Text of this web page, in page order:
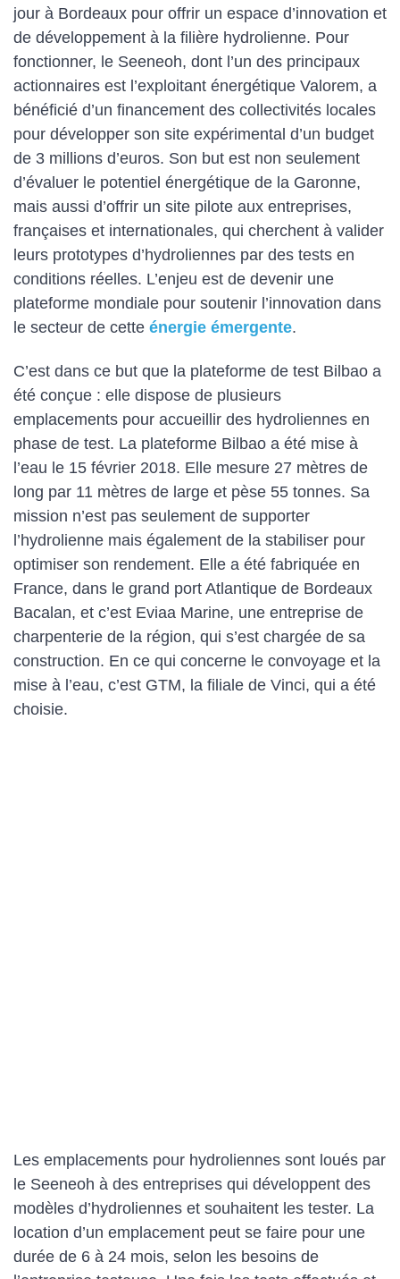
jour à Bordeaux pour offrir un espace d’innovation et
de développement à la filière hydrolienne. Pour
fonctionner, le Seeneoh, dont l’un des principaux
actionnaires est l’exploitant énergétique Valorem, a
bénéficié d’un financement des collectivités locales
pour développer son site expérimental d’un budget
de 3 millions d’euros. Son but est non seulement
d’évaluer le potentiel énergétique de la Garonne,
mais aussi d’offrir un site pilote aux entreprises,
françaises et internationales, qui cherchent à valider
leurs prototypes d’hydroliennes par des tests en
conditions réelles. L’enjeu est de devenir une
plateforme mondiale pour soutenir l’innovation dans
le secteur de cette énergie émergente.
C’est dans ce but que la plateforme de test Bilbao a
été conçue : elle dispose de plusieurs
emplacements pour accueillir des hydroliennes en
phase de test. La plateforme Bilbao a été mise à
l’eau le 15 février 2018. Elle mesure 27 mètres de
long par 11 mètres de large et pèse 55 tonnes. Sa
mission n’est pas seulement de supporter
l’hydrolienne mais également de la stabiliser pour
optimiser son rendement. Elle a été fabriquée en
France, dans le grand port Atlantique de Bordeaux
Bacalan, et c’est Eviaa Marine, une entreprise de
charpenterie de la région, qui s’est chargée de sa
construction. En ce qui concerne le convoyage et la
mise à l’eau, c’est GTM, la filiale de Vinci, qui a été
choisie.
Les emplacements pour hydroliennes sont loués par
le Seeneoh à des entreprises qui développent des
modèles d’hydroliennes et souhaitent les tester. La
location d’un emplacement peut se faire pour une
durée de 6 à 24 mois, selon les besoins de